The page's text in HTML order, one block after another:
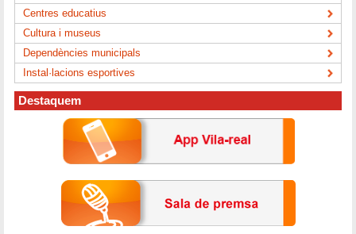
Centres educatius
Cultura i museus
Dependències municipals
Instal·lacions esportives
Destaquem